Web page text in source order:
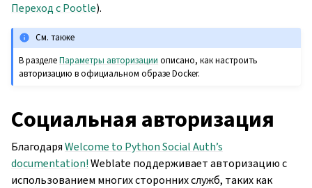
Переход с Pootle).
См. также
В разделеПараметры авторизации описано, как настроить
авторизацию в официальном образе Docker.
Социальная авторизация
БлагодаряWelcome to Python Social Auth’s
documentation!Weblate поддерживает авторизацию с
использованием многих сторонних служб, таких как